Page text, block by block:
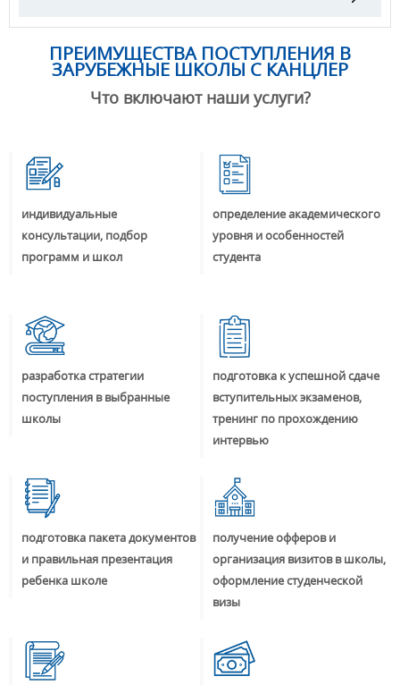
ПРЕИМУЩЕСТВА ПОСТУПЛЕНИЯ В
ЗАРУБЕЖНЫЕ ШКОЛЫ С КАНЦЛЕР
Что включают наши услуги?
индивидуальные
консультации, подбор
программ и школ
определение академического
уровня и особенностей
студента
разработка стратегии
поступления в выбранные
школы
подготовка к успешной сдаче
вступительных экзаменов,
тренинг по прохождению
интервью
подготовка пакета документов
и правильная презентация
ребенка школе
получение офферов и
организация визитов в школы,
оформление студенческой
визы